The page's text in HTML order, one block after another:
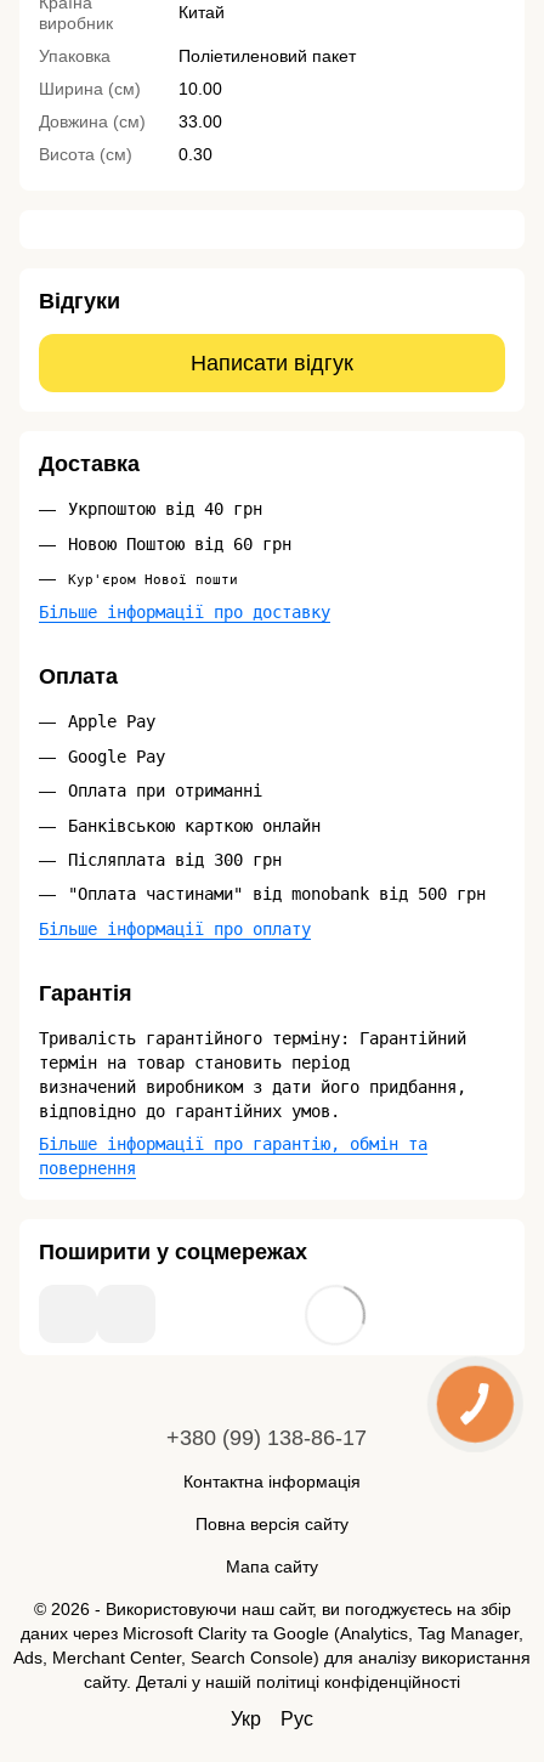
виробник
Китай
Упаковка
Поліетиленовий пакет
Ширина (см)
10.00
Довжина (см)
33.00
Висота (см)
0.30
Відгуки
Написати відгук
Доставка
Укрпоштою від 40 грн
Новою Поштою від 60 грн
Кур'єром Нової пошти
Більше інформації про доставку
Оплата
Apple Pay
Google Pay
Оплата при отриманні
Банківською карткою онлайн
Післяплата від 300 грн
"Оплата частинами" від monobank від 500 грн
Більше інформації про оплату
Гарантія
Тривалість гарантійного терміну: Гарантійний
термін на товар становить період
визначений виробником з дати його придбання,
відповідно до гарантійних умов.
Більше інформації про гарантію, обмін та
повернення
Поширити у соцмережах
+380 (99) 138-86-17
Контактна інформація
Повна версія сайту
Мапа сайту
© 2026 - Використовуючи наш сайт, ви погоджуєтесь на збір
даних через Microsoft Clarity та Google (Analytics, Tag Manager,
Ads, Merchant Center, Search Console) для аналізу використання
сайту. Деталі у нашій політиці конфіденційності
Укр Рус